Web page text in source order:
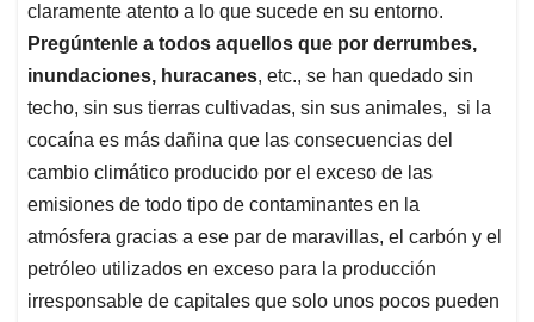
claramente atento a lo que sucede en su entorno.
Pregúntenle a todos aquellos que por derrumbes,
inundaciones, huracanes, etc., se han quedado sin
techo, sin sus tierras cultivadas, sin sus animales, si la
cocaína es más dañina que las consecuencias del
cambio climático producido por el exceso de las
emisiones de todo tipo de contaminantes en la
atmósfera gracias a ese par de maravillas, el carbón y el
petróleo utilizados en exceso para la producción
irresponsable de capitales que solo unos pocos pueden